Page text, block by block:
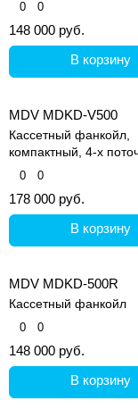
0 0
148 000 руб.
В корзину
MDV MDKD-V500
Кассетный фанкойл,
компактный, 4-х
0 0
178 000 руб.
В корзину
MDV MDKD-500R
Кассетный фанкойл
0 0
148 000 руб.
В корзину